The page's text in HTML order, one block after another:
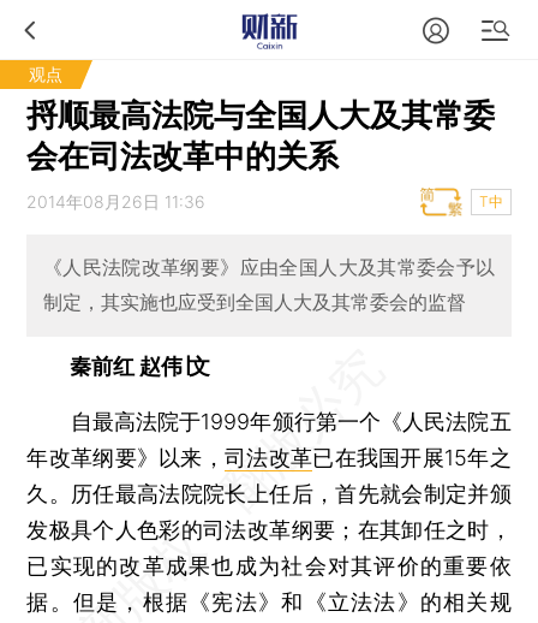
观点
捋顺最高法院与全国人大及其常委
会在司法改革中的关系
2014年08月26日 11:36 T中
《人民法院改革纲要》应由全国人大及其常委会予以
制定，其实施也应受到全国人大及其常委会的监督
秦前红 赵伟∣文
自最高法院于1999年颁行第一个《人民法院五
年改革纲要》以来，司法改革已在我国开展15年之
久。历任最高法院院长上任后，首先就会制定并颁
发极具个人色彩的司法改革纲要；在其卸任之时，
已实现的改革成果也成为社会对其评价的重要依
据。但是，根据《宪法》和《立法法》的相关规